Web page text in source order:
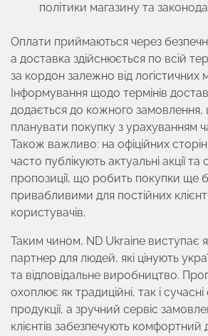
політики магазину та
Оплати приймаються через
а доставка здійснюється по всій
за кордон залежно від
Інформування щодо термінів
додається до кожного замовлення,
планувати покупку з урахуванням
Також важливо: на офіційних
часто публікують актуальні акції та
пропозиції, що робить покупки ще
привабливими для постійних
користувачів.
Таким чином, ND Ukraine виступає
партнер для людей, які цінують
та відповідальне виробництво.
охоплює як традиційні, так і
продукції, а зручний сервіс
клієнтів забезпечують комфортний